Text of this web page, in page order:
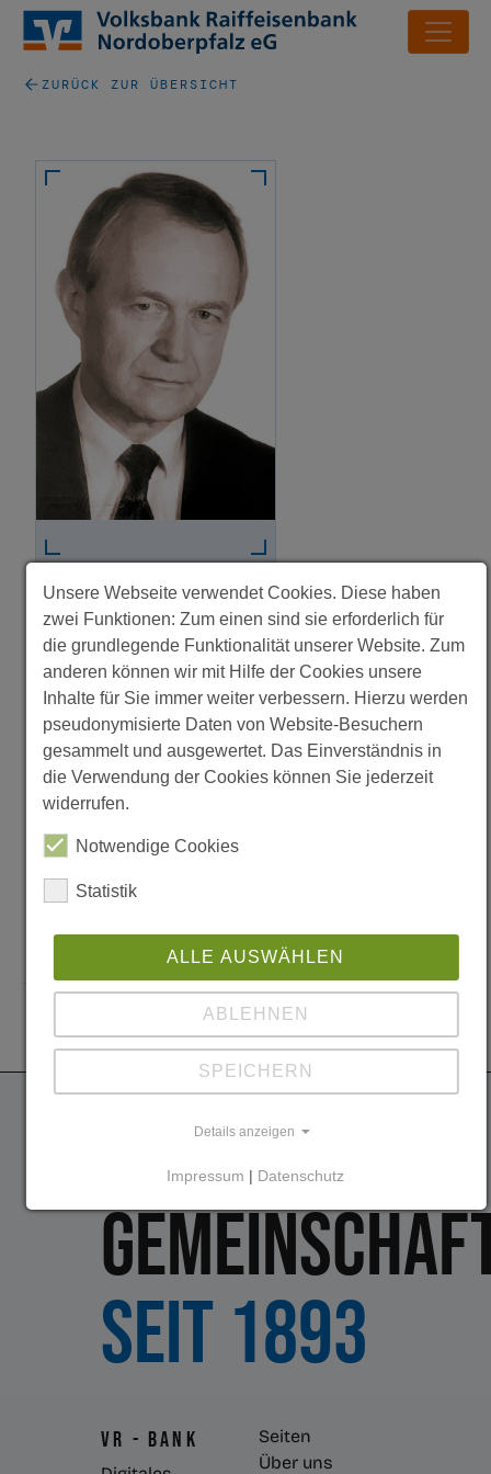
ZURÜCK ZUR ÜBERSICHT
ERNST FISCHER
LEBENSLAUF
POSITIONEN
1967 – 1997
VORSTAND
Seit 1893
VR - Bank
Seiten
Über uns
Unsere Webseite verwendet Cookies. Diese haben
zwei Funktionen: Zum einen sind sie erforderlich für
die grundlegende Funktionalität unserer Website. Zum
anderen können wir mit Hilfe der Cookies unsere
Inhalte für Sie immer weiter verbessern. Hierzu werden
pseudonymisierte Daten von Website-Besuchern
gesammelt und ausgewertet. Das Einverständnis in
die Verwendung der Cookies können Sie jederzeit
widerrufen.
Notwendige Cookies
Statistik
ALLE AUSWÄHLEN
ABLEHNEN
SPEICHERN
Details anzeigen
Impressum | Datenschutz